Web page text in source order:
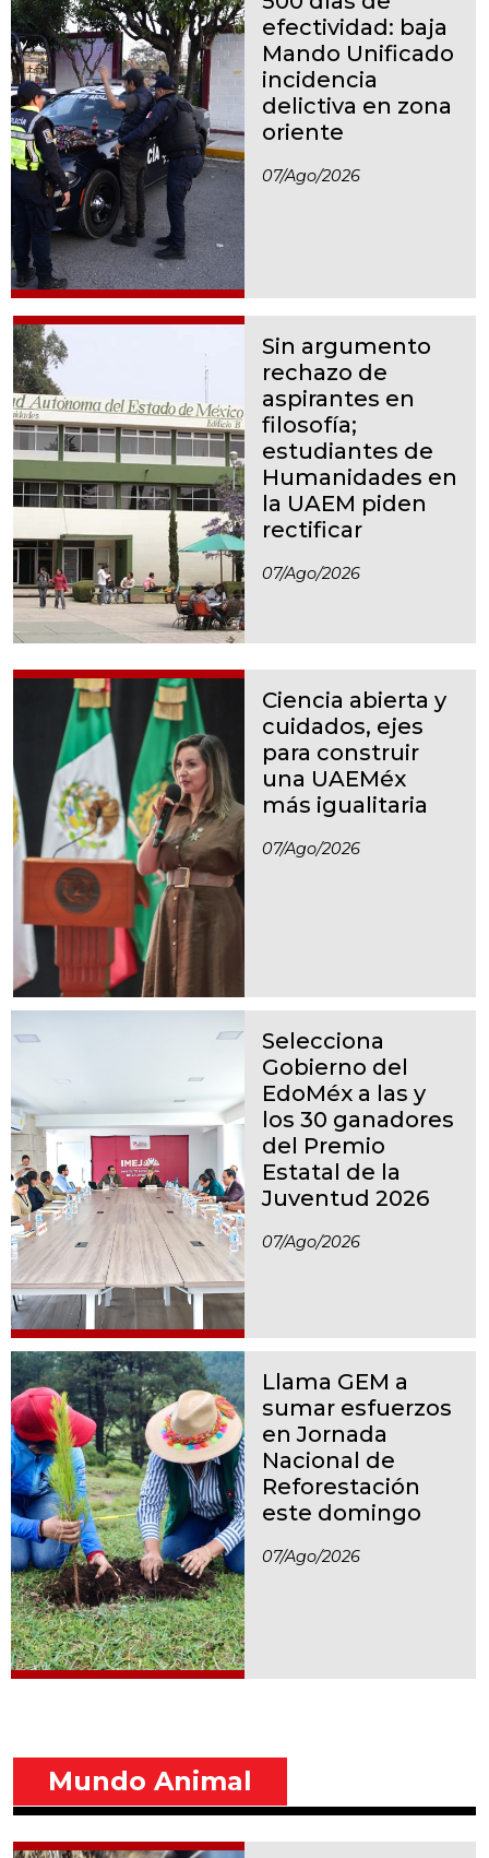
efectividad: baja
Mando Unificado
incidencia
delictiva en zona
oriente
07/ago/2026
Sin argumento
rechazo de
aspirantes en
filosofía;
estudiantes de
Humanidades en
la UAEM piden
rectificar
07/ago/2026
Ciencia abierta y
cuidados, ejes
para construir
una UAEMéx
más igualitaria
07/ago/2026
Selecciona
Gobierno del
EdoMéx a las y
los 30 ganadores
del Premio
Estatal de la
Juventud 2026
07/ago/2026
Llama GEM a
sumar esfuerzos
en Jornada
Nacional de
Reforestación
este domingo
07/ago/2026
Mundo Animal